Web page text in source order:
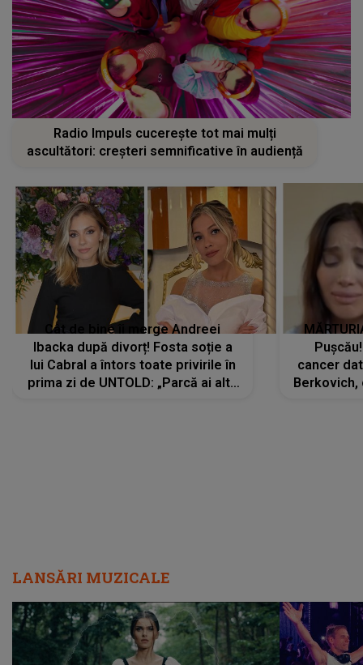
Radio Impuls cucerește tot mai mulți
ascultători: creșteri semnificative în audiență
Cât de bine îi merge Andreei
Ibacka după divorț! Fosta soție a
lui Cabral a întors toate privirile în
prima zi de UNTOLD: „Parcă ai altă
cancer
Berkovich,
LANSĂRI MUZICALE